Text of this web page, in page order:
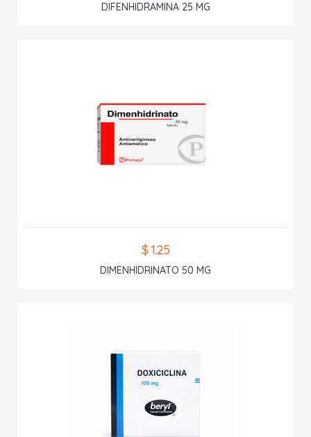
DIFENHIDRAMINA 25 MG
$ 1.25
DIMENHIDRINATO 50 MG